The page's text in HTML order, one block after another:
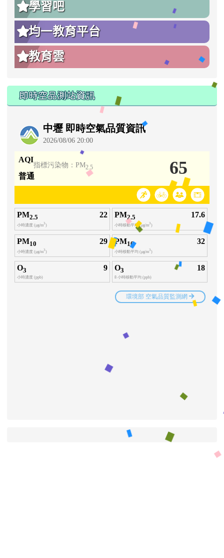
學習吧
均一教育平台
教育雲
即時空品測站資訊